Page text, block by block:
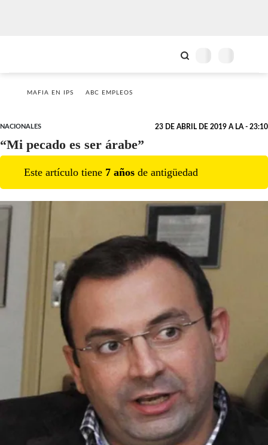
MAFIA EN IPS ABC EMPLEOS
NACIONALES 23 DE ABRIL DE 2019 A LA - 23:10
“Mi pecado es ser árabe”
Este artículo tiene 7 años de antigüedad